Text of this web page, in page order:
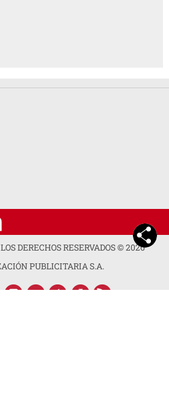
DERECHOS RESERVADOS ©2026
PUBLICITARIA S.A.